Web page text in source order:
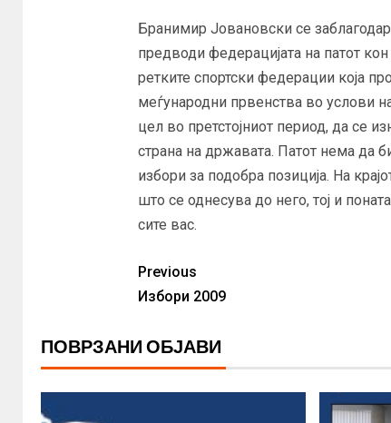
Бранимир Јовановски се
предводи федерацијата на патот
ретките спортски федерации која
меѓународни првенства во услови
цел во претстојниот период, да се
страна на државата. Патот нема
избори за подобра позиција. На
што се однесува до него, тој и
сите вас.
Previous
Избори 2009
ПОВРЗАНИ ОБЈАВИ